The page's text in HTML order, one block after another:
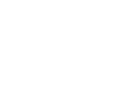
des del Tercer Sector.